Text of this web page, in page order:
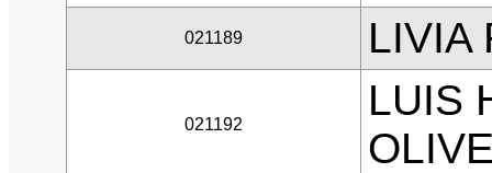
021189 LIVIA
021192
LUIS